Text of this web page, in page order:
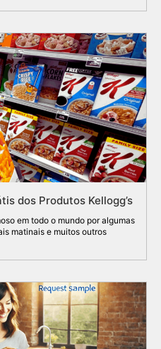
dos Produtos Kellogg’s
em todo o mundo por algumas
matinais e muitos outros